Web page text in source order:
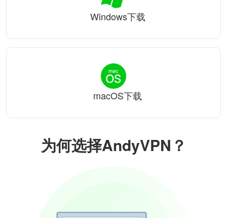
为何选择AndyVPN？
Windows下载
macOS下载